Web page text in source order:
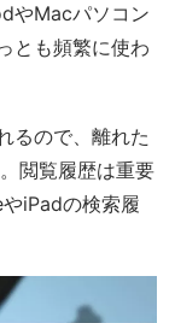
やMacパソコン
とも頻繁に使わ
るので、離れた
閲覧履歴は重要
iPadの検索履